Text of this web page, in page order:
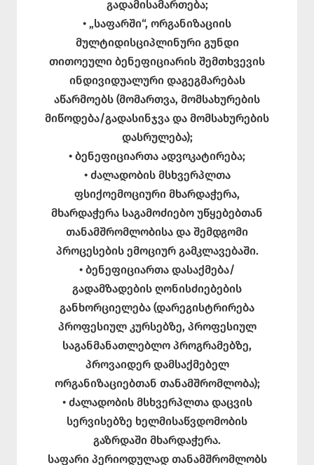
გადამისამართება;
• „საფარში“, ორგანიზაციის
მულტიდისციპლინური გუნდი
თითოეული ბენეფიციარის შემთხვევის
ინდივიდუალური დაგეგმარებას
აწარმოებს (მომართვა, მომსახურების
მიწოდება/გადასინჯვა და მომსახურების
დასრულება);
• ბენეფიციართა ადვოკატირება;
• ძალადობის მსხვერპლთა
ფსიქოემოციური მხარდაჭერა,
მხარდაჭერა საგამოძიებო უწყებებთან
თანამშრომლობისა და შემდგომი
პროცესების ემოციურ გამკლავებაში.
• ბენეფიციართა დასაქმება/
გადამზადების ღონისძიებების
განხორციელება (დარეგისტრირება
პროფესიულ კურსებზე, პროფესიულ
საგანმანათლებლო პროგრამებზე,
პროვაიდერ დამსაქმებელ
ორგანიზაციებთან თანამშრომლობა);
• ძალადობის მსხვერპლთა დაცვის
სერვისებზე ხელმისაწვდომობის
გაზრდაში მხარდაჭერა.
საფარი პერიოდულად თანამშრომლობს